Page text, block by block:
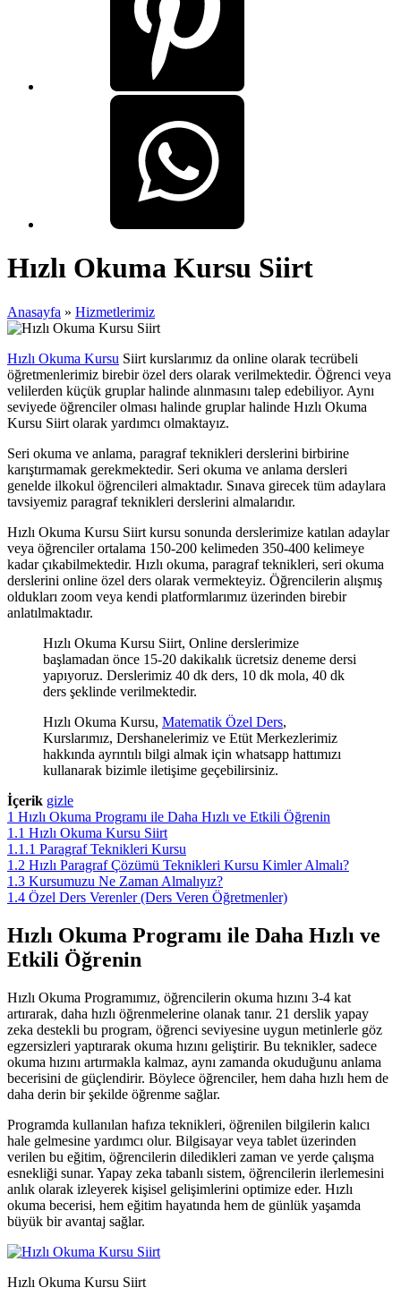
Hızlı Okuma Kursu Siirt
Anasayfa » Hizmetlerimiz
Hızlı Okuma Kursu Siirt kurslarımız da online olarak tecrübeli
öğretmenlerimiz birebir özel ders olarak verilmektedir. Öğrenci veya
velilerden küçük gruplar halinde alınmasını talep edebiliyor. Aynı
seviyede öğrenciler olması halinde gruplar halinde Hızlı Okuma
Kursu Siirt olarak yardımcı olmaktayız.
Seri okuma ve anlama, paragraf teknikleri derslerini birbirine
karıştırmamak gerekmektedir. Seri okuma ve anlama dersleri
genelde ilkokul öğrencileri almaktadır. Sınava girecek tüm adaylara
tavsiyemiz paragraf teknikleri derslerini almalarıdır.
Hızlı Okuma Kursu Siirt kursu sonunda derslerimize katılan adaylar
veya öğrenciler ortalama 150-200 kelimeden 350-400 kelimeye
kadar çıkabilmektedir. Hızlı okuma, paragraf teknikleri, seri okuma
derslerini online özel ders olarak vermekteyiz. Öğrencilerin alışmış
oldukları zoom veya kendi platformlarımız üzerinden birebir
anlatılmaktadır.
Hızlı Okuma Kursu Siirt, Online derslerimize
başlamadan önce 15-20 dakikalık ücretsiz deneme dersi
yapıyoruz. Derslerimiz 40 dk ders, 10 dk mola, 40 dk
ders şeklinde verilmektedir.
Hızlı Okuma Kursu, Matematik Özel Ders,
Kurslarımız, Dershanelerimiz ve Etüt Merkezlerimiz
hakkında ayrıntılı bilgi almak için whatsapp hattımızı
kullanarak bizimle iletişime geçebilirsiniz.
İçerik gizle
1 Hızlı Okuma Programı ile Daha Hızlı ve Etkili Öğrenin
1.1 Hızlı Okuma Kursu Siirt
1.1.1 Paragraf Teknikleri Kursu
1.2 Hızlı Paragraf Çözümü Teknikleri Kursu Kimler Almalı?
1.3 Kursumuzu Ne Zaman Almalıyız?
1.4 Özel Ders Verenler (Ders Veren Öğretmenler)
Hızlı Okuma Programı ile Daha Hızlı ve
Etkili Öğrenin
Hızlı Okuma Programımız, öğrencilerin okuma hızını 3-4 kat
artırarak, daha hızlı öğrenmelerine olanak tanır. 21 derslik yapay
zeka destekli bu program, öğrenci seviyesine uygun metinlerle göz
egzersizleri yaptırarak okuma hızını geliştirir. Bu teknikler, sadece
okuma hızını artırmakla kalmaz, aynı zamanda okuduğunu anlama
becerisini de güçlendirir. Böylece öğrenciler, hem daha hızlı hem de
daha derin bir şekilde öğrenme sağlar.
Programda kullanılan hafıza teknikleri, öğrenilen bilgilerin kalıcı
hale gelmesine yardımcı olur. Bilgisayar veya tablet üzerinden
verilen bu eğitim, öğrencilerin diledikleri zaman ve yerde çalışma
esnekliği sunar. Yapay zeka tabanlı sistem, öğrencilerin ilerlemesini
anlık olarak izleyerek kişisel gelişimlerini optimize eder. Hızlı
okuma becerisi, hem eğitim hayatında hem de günlük yaşamda
büyük bir avantaj sağlar.
Hızlı Okuma Kursu Siirt